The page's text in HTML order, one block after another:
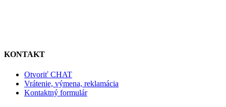
KONTAKT
Otvoriť CHAT
Vrátenie, výmena, reklamácia
Kontaktný formulár